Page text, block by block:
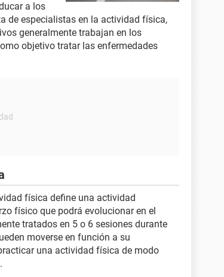
a los
de especialistas en la actividad física,
generalmente trabajan en los
objetivo tratar las enfermedades
física define una actividad
físico que podrá evolucionar en el
tratados en 5 o 6 sesiones durante
moverse en función a su
una actividad física de modo